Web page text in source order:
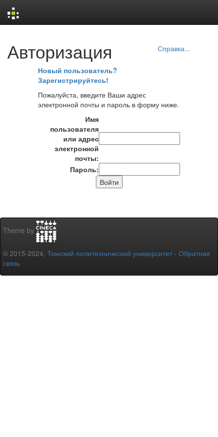
navigation
Авторизация Справка...
Новый пользователь?
Зарегистрируйтесь!
Пожалуйста, введите Ваши адрес
электронной почты и пароль в форму ниже.
Имя
пользователя
или адрес
электронной
почты:
Пароль:
Theme by
© 2015-2024, Томский политехнический университет - Обратная
связь